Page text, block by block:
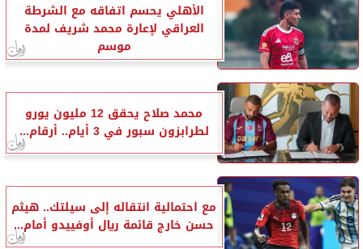
الأهلي يحسم اتفاقه مع الشرطة
العراقي لإعارة محمد شريف لمدة
موسم
محمد صلاح يحقق 12 مليون يورو
لطرابزون سبور في 3 أيام.. أرقام...
مع احتمالية انتقاله إلى سيلتك.. هيثم
حسن خارج قائمة ريال أوفييدو أمام...